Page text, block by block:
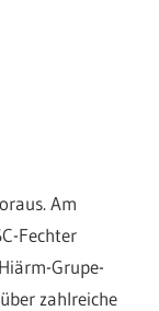
Am
Fechter
Grupe-
zahlreiche